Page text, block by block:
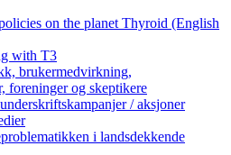
on the planet Thyroid (English
with T3
brukermedvirkning,
foreninger og skeptikere
/ aksjoner
i landsdekkende